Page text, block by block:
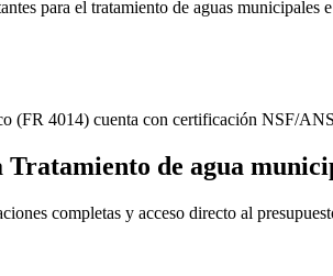
para el tratamiento de aguas
(FR 4014) cuenta con certificación NSF/
Tratamiento de agua
completas y acceso directo al